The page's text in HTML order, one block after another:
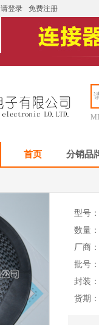
请登录 免费注册
首页 分销品
型号：
数量：
厂商：
批号：
封装：
货期：